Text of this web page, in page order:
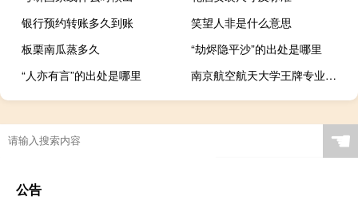
银行预约转账多久到账
笑望人非是什么意思
板栗南瓜蒸多久
“劫烬隐平沙”的出处是哪里
“人亦有言”的出处是哪里
南京航空航天大学王牌专业是什么
☚
公告